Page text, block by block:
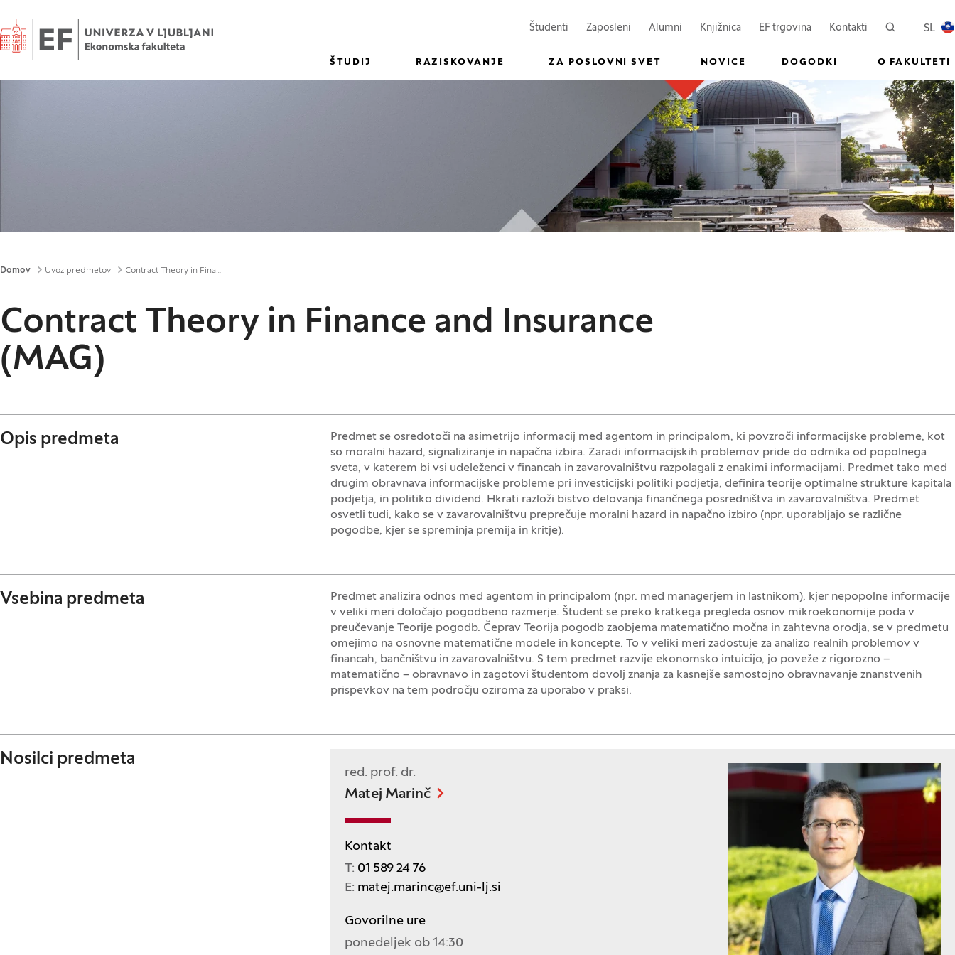
Domov Študenti (Odpre se v novem oknu)
Zaposleni (Odpre se v novem oknu)
Alumni Knjižnica EF trgovina(Odpre se v novem oknu)
Kontakti Iskanje SL
ŠTUDIJ RAZISKOVANJE ZA POSLOVNI SVET NOVICE DOGODKI O FAKULTETI
Drobtinice
Domov Uvoz predmetov Contract Theory in Finance and Insurance (MAG)
Contract Theory in Finance and Insurance
(MAG)
Opis predmeta
Predmet se osredotoči na asimetrijo informacij med agentom in principalom, ki povzroči informacijske probleme, kot
so moralni hazard, signaliziranje in napačna izbira. Zaradi informacijskih problemov pride do odmika od popolnega
sveta, v katerem bi vsi udeleženci v financah in zavarovalništvu razpolagali z enakimi informacijami. Predmet tako med
drugim obravnava informacijske probleme pri investicijski politiki podjetja, definira teorije optimalne strukture kapitala
podjetja, in politiko dividend. Hkrati razloži bistvo delovanja finančnega posredništva in zavarovalništva. Predmet
osvetli tudi, kako se v zavarovalništvu preprečuje moralni hazard in napačno izbiro (npr. uporabljajo se različne
pogodbe, kjer se spreminja premija in kritje).
Vsebina predmeta
Predmet analizira odnos med agentom in principalom (npr. med managerjem in lastnikom), kjer nepopolne informacije
v veliki meri določajo pogodbeno razmerje. Študent se preko kratkega pregleda osnov mikroekonomije poda v
preučevanje Teorije pogodb. Čeprav Teorija pogodb zaobjema matematično močna in zahtevna orodja, se v predmetu
omejimo na osnovne matematične modele in koncepte. To v veliki meri zadostuje za analizo realnih problemov v
financah, bančništvu in zavarovalništvu. S tem predmet razvije ekonomsko intuicijo, jo poveže z rigorozno –
matematično – obravnavo in zagotovi študentom dovolj znanja za kasnejše samostojno obravnavanje znanstvenih
prispevkov na tem področju oziroma za uporabo v praksi.
Nosilci predmeta
red. prof. dr.
Matej Marinč
Kontakt
T: 01 589 24 76
E: matej.marinc@ef.uni-lj.si
Govorilne ure
ponedeljek ob 14:30